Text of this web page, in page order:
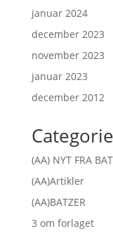
januar 2024
december 2023
november 2023
januar 2023
december 2012
(AA) NYT FRA
(AA)Artikler
(AA)BATZER
3 om forlaget